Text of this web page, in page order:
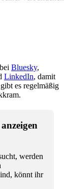
Bluesky,
LinkedIn, damit
es regelmäßig
werden
könnt ihr